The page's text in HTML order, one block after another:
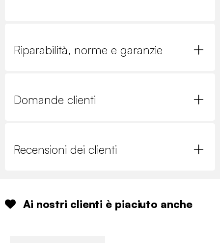
Riparabilità, norme e garanzie
Domande clienti
Recensioni dei clienti
Ai nostri clienti è piaciuto anche